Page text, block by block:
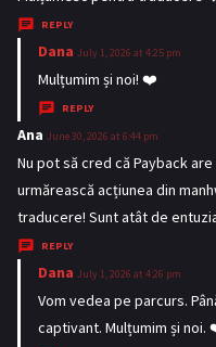
s
:
REPLY
Dana s
a
y
s
:
July 1, 2026 at 4:25 pm
Mulțumim și noi! ❤️
REPLY
Ana s
a
y
s
:
June 30, 2026 at 6:44 pm
Nu pot să cred că Payback
urmărească acțiunea din
traducere! Sunt atât de
REPLY
Dana s
a
y
July 1, 2026 at 4:26 pm
Vom vedea pe parcurs.
captivant. Mulțumim și noi.